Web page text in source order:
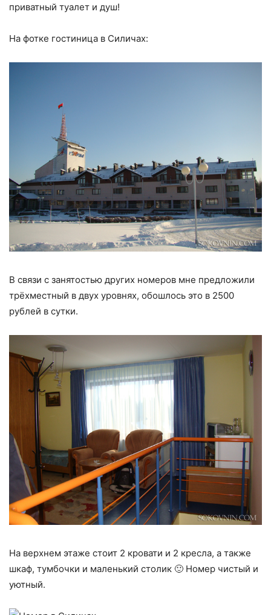
приватный туалет и душ!
На фотке гостиница в Силичах:
В связи с занятостью других номеров мне предложили
трёхместный в двух уровнях, обошлось это в 2500
рублей в сутки.
На верхнем этаже стоит 2 кровати и 2 кресла, а также
шкаф, тумбочки и маленький столик 🙂 Номер чистый и
уютный.